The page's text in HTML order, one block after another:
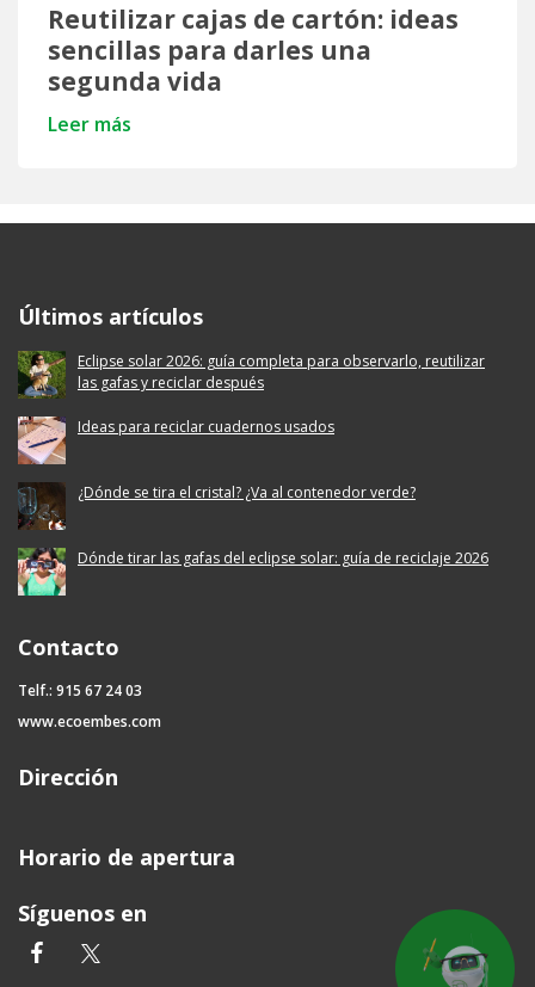
Reutilizar cajas de cartón: ideas
sencillas para darles una
segunda vida
Leer más
Últimos artículos
Eclipse solar 2026: guía completa para observarlo, reutilizar
las gafas y reciclar después
Ideas para reciclar cuadernos usados
¿Dónde se tira el cristal? ¿Va al contenedor verde?
Dónde tirar las gafas del eclipse solar: guía de reciclaje 2026
Contacto
Telf.: 915 67 24 03
www.ecoembes.com
Dirección
Horario de apertura
Síguenos en
facebooktwitter